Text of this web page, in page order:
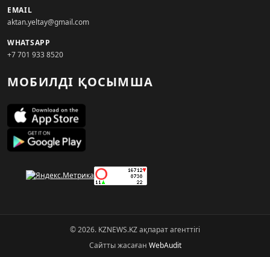
EMAIL
aktan.yeltay@gmail.com
WHATSAPP
+7 701 933 8520
МОБИЛДІ ҚОСЫМША
© 2026. KZNEWS.KZ ақпарат агенттігі
Сайтты жасаған WebAudit